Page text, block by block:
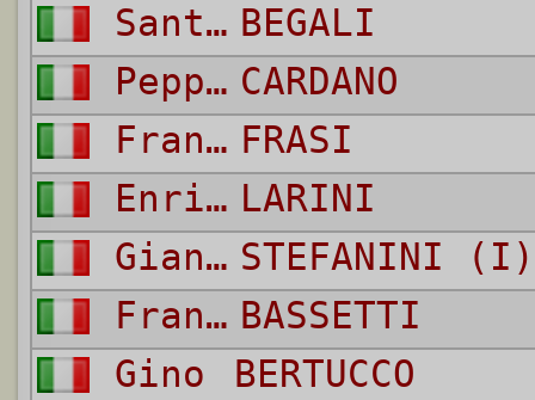
Sante BEGALI
Peppino CARDANO
Franco FRASI
Enrico LARINI
Gianluigi STEFANINI (I)
Franco BASSETTI
Gino
BERTUCCO